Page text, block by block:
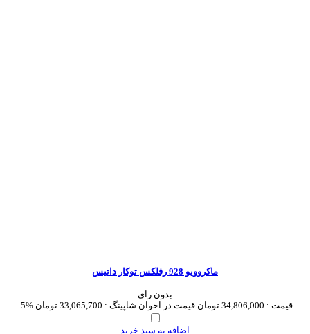
ماکروویو 928 رفلکس توکار داتیس
بدون رای
-5%
قیمت : 34,806,000 تومان قیمت در اخوان شاپینگ : 33,065,700 تومان
اضافه به سبد خرید